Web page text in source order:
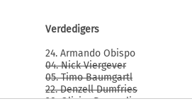
Verdedigers
24. Armando Obispo
04. Nick Viergever
05. Timo Baumgartl
22. Denzell Dumfries
28. Olivier Boscagli